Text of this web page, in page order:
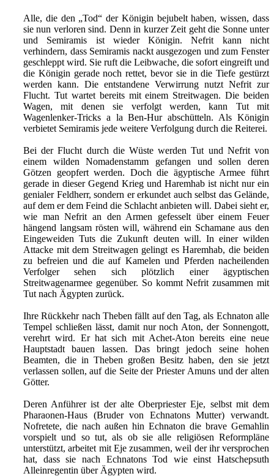
Alle, die den „Tod“ der Königin bejubelt haben, wissen, dass
sie nun verloren sind. Denn in kurzer Zeit geht die Sonne unter
und Semiramis ist wieder Königin. Nefrit kann nicht
verhindern, dass Semiramis nackt ausgezogen und zum Fenster
geschleppt wird. Sie ruft die Leibwache, die sofort eingreift und
die Königin gerade noch rettet, bevor sie in die Tiefe gestürzt
werden kann. Die entstandene Verwirrung nutzt Nefrit zur
Flucht. Tut wartet bereits mit einem Streitwagen. Die beiden
Wagen, mit denen sie verfolgt werden, kann Tut mit
Wagenlenker-Tricks a la Ben-Hur abschütteln. Als Königin
verbietet Semiramis jede weitere Verfolgung durch die Reiterei.
Bei der Flucht durch die Wüste werden Tut und Nefrit von
einem wilden Nomadenstamm gefangen und sollen deren
Götzen geopfert werden. Doch die ägyptische Armee führt
gerade in dieser Gegend Krieg und Haremhab ist nicht nur ein
genialer Feldherr, sondern er erkundet auch selbst das Gelände,
auf dem er dem Feind die Schlacht anbieten will. Dabei sieht er,
wie man Nefrit an den Armen gefesselt über einem Feuer
hängend langsam rösten will, während ein Schamane aus den
Eingeweiden Tuts die Zukunft deuten will. In einer wilden
Attacke mit dem Streitwagen gelingt es Haremhab, die beiden
zu befreien und die auf Kamelen und Pferden nacheilenden
Verfolger sehen sich plötzlich einer ägyptischen
Streitwagenarmee gegenüber. So kommt Nefrit zusammen mit
Tut nach Ägypten zurück.
Ihre Rückkehr nach Theben fällt auf den Tag, als Echnaton alle
Tempel schließen lässt, damit nur noch Aton, der Sonnengott,
verehrt wird. Er hat sich mit Achet-Aton bereits eine neue
Hauptstadt bauen lassen. Das bringt jedoch seine hohen
Beamten, die in Theben großen Besitz haben, den sie jetzt
verlassen sollen, auf die Seite der Priester Amuns und der alten
Götter.
Deren Anführer ist der alte Oberpriester Eje, selbst mit dem
Pharaonen-Haus (Bruder von Echnatons Mutter) verwandt.
Nofretete, die nach außen hin Echnaton die brave Gemahlin
vorspielt und so tut, als ob sie alle religiösen Reformpläne
unterstützt, arbeitet mit Eje zusammen, weil der ihr versprochen
hat, dass sie nach Echnatons Tod wie einst Hatschepsuth
Alleinregentin über Ägypten wird.